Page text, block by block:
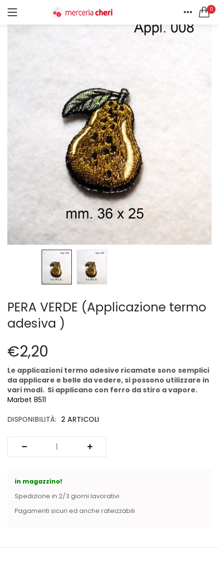
0
HOME
ACCEDI REGISTRATI
Password dimenticata?
Cesti portalavoro (8)
Aghi e spilli (24)
Applicazioni (26)
Bottoni Vintage (204)
Lotti di Bottoni vintage (27)
Bottoni/alamari/automatici (46)
Calze collant donna (24)
Cappelli (16)
Cerniere lampo / Zip/Fibbie (27)
Elastici (10)
filati cucirini e affini (9)
LANA (27)
Minuterie (58)
Nastri, fettucce, cordoni, (49)
Prodotti per la sartoria (34)
Ricamo (119)
Quadri Mezzo Punto (92)
Canovacci Completi di Filati e Ago (24)
Sciarpe (8)
Set di Bottoni Vintage (77)
PERA VERDE (Applicazione termo
adesiva )
€2,20
Le applicazioni termo adesive ricamate sono semplici
da applicare e belle da vedere, si possono utilizzare in
vari modi. Si applicano con ferro da stiro a vapore.
Marbet 8511
DISPONIBILITÀ: 2 ARTICOLI
in magazzino!
Spedizione in 2/3 giorni lavorativi
Pagamenti sicuri ed anche rateizzabili